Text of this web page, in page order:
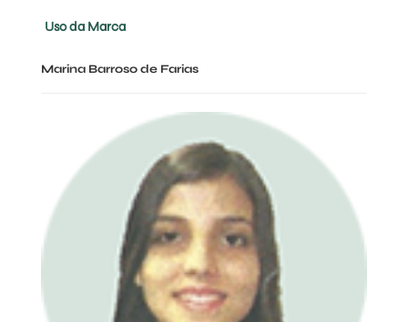
Uso da Marca
Marina Barroso de Farias